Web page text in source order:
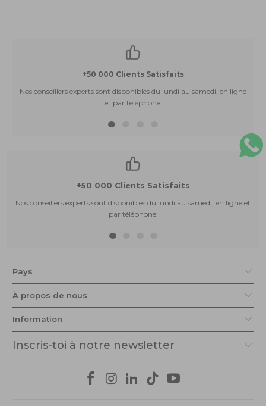
+50 000 Clients Satisfaits
Nos conseillers experts sont disponibles du lundi au samedi, en ligne
et par téléphone.
+50 000 Clients Satisfaits
Nos conseillers experts sont disponibles du lundi au samedi, en ligne et
par téléphone.
Pays
À propos de nous
Information
Inscris-toi à notre newsletter